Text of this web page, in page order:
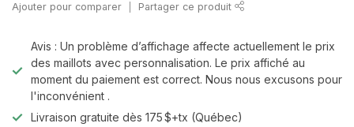
Ajouter pour comparer Partager ce produit
Avis : Un problème d’affichage affecte actuellement le prix
des maillots avec personnalisation. Le prix affiché au
moment du paiement est correct. Nous nous excusons pour
l'inconvénient .
Livraison gratuite dès 175 $+tx (Québec)